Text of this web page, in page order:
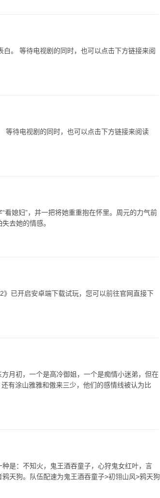
。 等待电视剧的同时，也可以点击下方链接来阅
等待电视剧的同时，也可以点击下方链接来阅读
媳妇”，并一把将她重重抱在怀里。周元的力气前
去她的情感。
已开启安卓端下载试玩，您可以前往官网直接下
月初，一个是高冷御姐，一个是痴情小迷弟，但在
有涂山雅雅和傲来三少，他们的感情线被认为比
是：不知火，鬼王酒吞童子，心狩鬼女红叶，言
天狗。队伍配速为鬼王酒吞童子>初翎山风>鸦天狗